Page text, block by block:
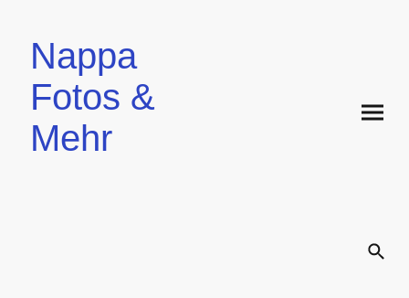
Nappa
Fotos &
Mehr